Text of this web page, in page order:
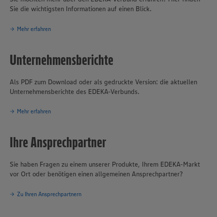
Sie die wichtigsten Informationen auf einen Blick.
Mehr erfahren
Unternehmensberichte
Als PDF zum Download oder als gedruckte Version: die aktuellen
Unternehmensberichte des EDEKA-Verbunds.
Mehr erfahren
Ihre Ansprechpartner
Sie haben Fragen zu einem unserer Produkte, Ihrem EDEKA-Markt
vor Ort oder benötigen einen allgemeinen Ansprechpartner?
Zu Ihren Ansprechpartnern